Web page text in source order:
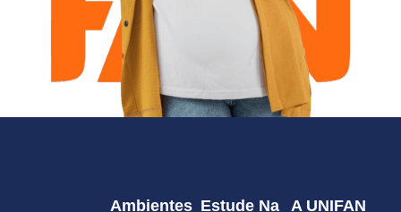
A UNIFAN
Estude Na
Ambientes